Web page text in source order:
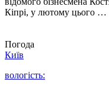
Кіпрі, у лютому цього …
Погода
Київ
вологість: